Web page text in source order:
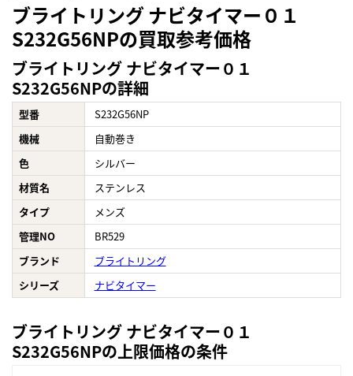
ブライトリング ナビタイマー０１
S232G56NPの買取参考価格
ブライトリング ナビタイマー０１
S232G56NPの詳細
型番
S232G56NP
機械
自動巻き
色
シルバー
材質名
ステンレス
タイプ
メンズ
管理NO
BR529
ブランド
ブライトリング
シリーズ
ナビタイマー
ブライトリング ナビタイマー０１
S232G56NPの上限価格の条件